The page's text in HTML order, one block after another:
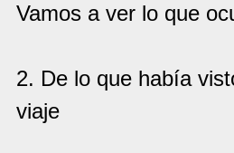
Vamos a ver lo que
2. De lo que había
viaje